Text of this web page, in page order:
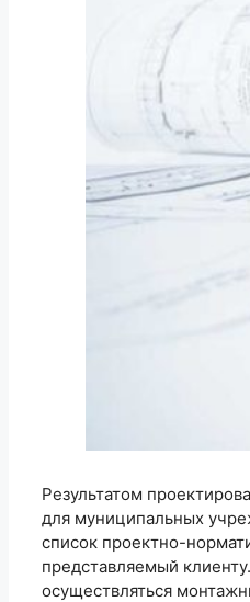
Результатом
для муниципальных
список проектно-
представляемый
осуществляться